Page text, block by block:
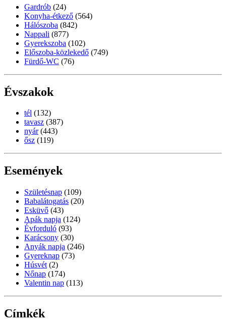
Gardrób (24)
Konyha-étkező (564)
Hálószoba (842)
Nappali (877)
Gyerekszoba (102)
Előszoba-közlekedő (749)
Fürdő-WC (76)
Évszakok
tél (132)
tavasz (387)
nyár (443)
ősz (119)
Események
Születésnap (109)
Babalátogatás (20)
Esküvő (43)
Apák napja (124)
Évforduló (93)
Karácsony (30)
Anyák napja (246)
Gyereknap (73)
Húsvét (2)
Nőnap (174)
Valentin nap (113)
Címkék